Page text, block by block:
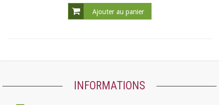
Ajouter au panier
INFORMATIONS